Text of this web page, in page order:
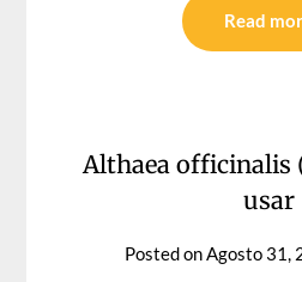
Read
Althaea officinalis
usar
Posted onAgosto 31,